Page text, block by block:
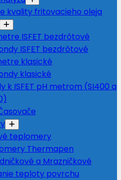
kvality fritovacieho oleja
ISFET bezdrôtové
ISFET bezdrôtové
klasické
klasické
k ISFET pH metrom (SI400 a
teplomery
Thermapen
a Mrazničkové
teploty povrchu